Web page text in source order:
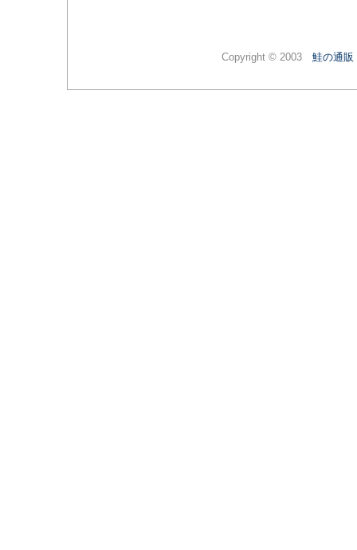
Copyright © 2003 鮭の通販